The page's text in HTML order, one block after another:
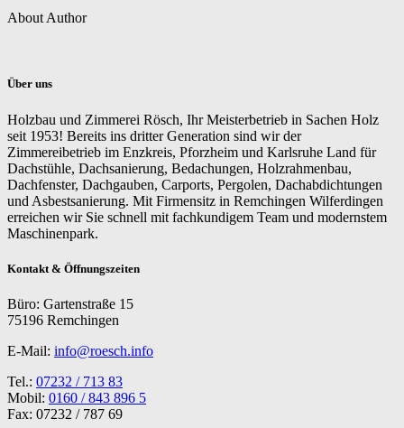
About Author
Über uns
Holzbau und Zimmerei Rösch, Ihr Meisterbetrieb in Sachen Holz
seit 1953! Bereits ins dritter Generation sind wir der
Zimmereibetrieb im Enzkreis, Pforzheim und Karlsruhe Land für
Dachstühle, Dachsanierung, Bedachungen, Holzrahmenbau,
Dachfenster, Dachgauben, Carports, Pergolen, Dachabdichtungen
und Asbestsanierung. Mit Firmensitz in Remchingen Wilferdingen
erreichen wir Sie schnell mit fachkundigem Team und modernstem
Maschinenpark.
Kontakt & Öffnungszeiten
Büro: Gartenstraße 15
75196 Remchingen
E-Mail: info@roesch.info
Tel.: 07232 / 713 83
​Mobil: 0160 / 843 896 5
​Fax: 07232 / 787 69